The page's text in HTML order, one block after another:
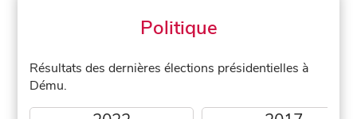
Politique
Résultats des dernières élections présidentielles à
Dému.